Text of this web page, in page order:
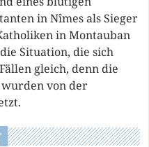
in Nîmes als Sieger
in Montauban
Situation, die sich
gleich, denn die
wurden von der